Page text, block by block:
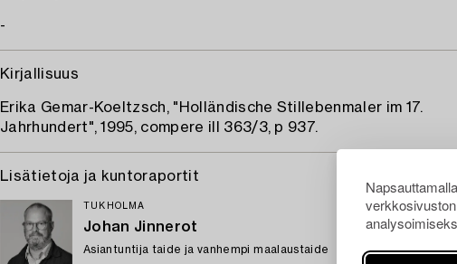
-
Kirjallisuus
Erika Gemar-Koeltzsch, "Holländische Stillebenmaler im 17.
Jahrhundert", 1995, compere ill 363/3, p 937.
Lisätietoja ja kuntoraportit
TUKHOLMA
Johan Jinnerot
Asiantuntija taide ja vanhempi maalaustaide